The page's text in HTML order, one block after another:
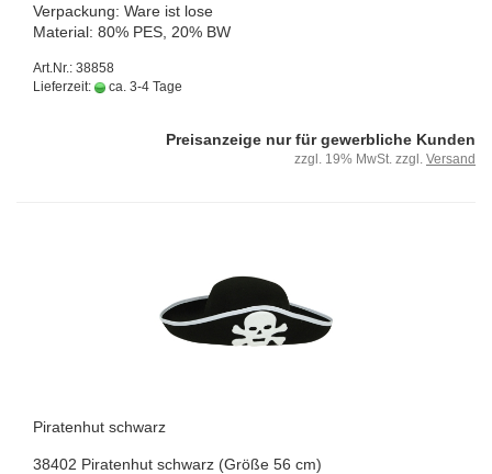
Ver­pa­ckung: Ware ist lose
Ma­te­ri­al: 80% PES, 20% BW
Art.Nr.: 38858
Lieferzeit:
ca. 3-4 Tage
Preisanzeige nur für gewerbliche Kunden
zzgl. 19% MwSt. zzgl. Versand
Pi­ra­ten­hut schwarz
38402 Pi­ra­ten­hut schwarz (Größe 56 cm)